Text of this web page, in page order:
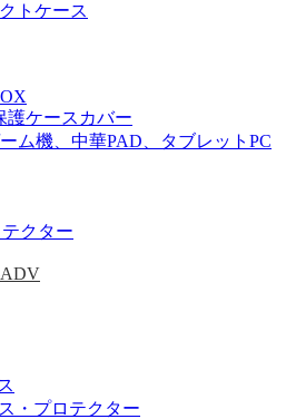
トケース
護ケースカバー
ム機、中華PAD、タブレットPC
クター
・プロテクター